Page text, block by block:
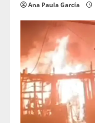
Ana Paula García